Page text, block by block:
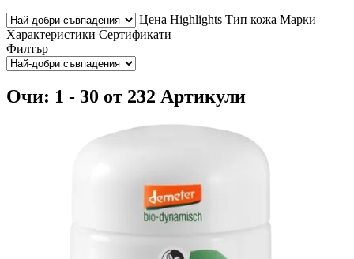
Цена Highlights Тип кожа Марки
Характеристики Сертификати
Филтър
Очи: 1 - 30 от 232 Артикули